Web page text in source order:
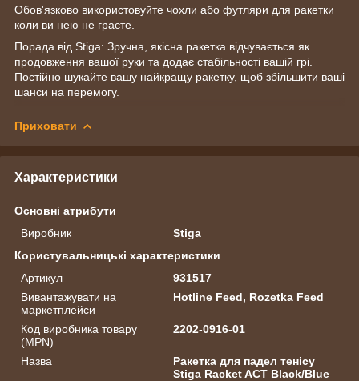
Обов'язково використовуйте чохли або футляри для ракетки
коли ви нею не граєте.
Порада від Stiga: Зручна, якісна ракетка відчувається як
продовження вашої руки та додає стабільності вашій грі.
Постійно шукайте вашу найкращу ракетку, щоб збільшити ваші
шанси на перемогу.
Приховати
Характеристики
Основні атрибути
Виробник
Stiga
Користувальницькі характеристики
Артикул
931517
Вивантажувати на
маркетплейси
Hotline Feed, Rozetka Feed
Код виробника товару
(MPN)
2202-0916-01
Назва
Ракетка для падел тенісу
Stiga Racket ACT Black/Blue